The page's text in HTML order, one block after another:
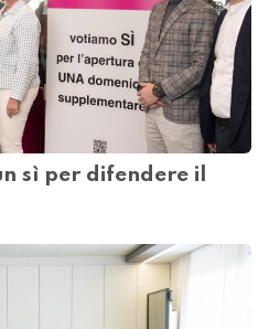
sì per difendere il